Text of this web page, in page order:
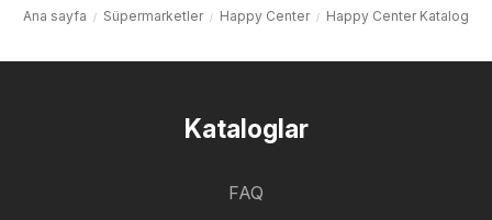
Ana sayfa Süpermarketler Happy Center Happy Center Katalog
Kataloglar
FAQ